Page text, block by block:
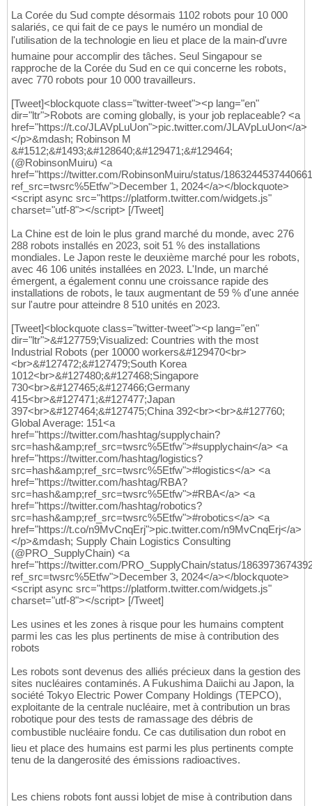
La Corée du Sud compte désormais 1102 robots pour 10 000
salariés, ce qui fait de ce pays le numéro un mondial de
l'utilisation de la technologie en lieu et place de la main-d'uvre
humaine pour accomplir des tâches. Seul Singapour se
rapproche de la Corée du Sud en ce qui concerne les robots,
avec 770 robots pour 10 000 travailleurs.
[Tweet]<blockquote class="twitter-tweet"><p lang="en"
dir="ltr">Robots are coming globally, is your job replaceable? <a
href="https://t.co/JLAVpLuUon">pic.twitter.com/JLAVpLuUon</a>
</p>&mdash; Robinson M
&#1512;&#1493;&#128640;&#129471;&#129464;
(@RobinsonMuiru) <a
href="https://twitter.com/RobinsonMuiru/status/
ref_src=twsrc%5Etfw">December 1, 2024</a></blockquote>
<script async src="https://platform.twitter.com/widgets.js"
charset="utf-8"></script> [/Tweet]
La Chine est de loin le plus grand marché du monde, avec 276
288 robots installés en 2023, soit 51 % des installations
mondiales. Le Japon reste le deuxième marché pour les robots,
avec 46 106 unités installées en 2023. L'Inde, un marché
émergent, a également connu une croissance rapide des
installations de robots, le taux augmentant de 59 % d'une année
sur l'autre pour atteindre 8 510 unités en 2023.
[Tweet]<blockquote class="twitter-tweet"><p lang="en"
dir="ltr">&#127759;Visualized: Countries with the most
Industrial Robots (per 10000 workers&#129470<br>
<br>&#127472;&#127479;South Korea
1012<br>&#127480;&#127468;Singapore
730<br>&#127465;&#127466;Germany
415<br>&#127471;&#127477;Japan
397<br>&#127464;&#127475;China 392<br><br>&#127760;
Global Average: 151<a
href="https://twitter.com/hashtag/supplychain?
src=hash&amp;ref_src=twsrc%5Etfw">#supplychain</a> <a
href="https://twitter.com/hashtag/logistics?
src=hash&amp;ref_src=twsrc%5Etfw">#logistics</a> <a
href="https://twitter.com/hashtag/RBA?
src=hash&amp;ref_src=twsrc%5Etfw">#RBA</a> <a
href="https://twitter.com/hashtag/robotics?
src=hash&amp;ref_src=twsrc%5Etfw">#robotics</a> <a
href="https://t.co/n9MvCnqErj">pic.twitter.com/n9MvCnqErj</a>
</p>&mdash; Supply Chain Logistics Consulting
(@PRO_SupplyChain) <a
href="https://twitter.com/PRO_SupplyChain/status/
ref_src=twsrc%5Etfw">December 3, 2024</a></blockquote>
<script async src="https://platform.twitter.com/widgets.js"
charset="utf-8"></script> [/Tweet]
Les usines et les zones à risque pour les humains comptent
parmi les cas les plus pertinents de mise à contribution des
robots
Les robots sont devenus des alliés précieux dans la gestion des
sites nucléaires contaminés. A Fukushima Daiichi au Japon, la
société Tokyo Electric Power Company Holdings (TEPCO),
exploitante de la centrale nucléaire, met à contribution un bras
robotique pour des tests de ramassage des débris de
combustible nucléaire fondu. Ce cas dutilisation dun robot en
lieu et place des humains est parmi les plus pertinents compte
tenu de la dangerosité des émissions radioactives.
Les chiens robots font aussi lobjet de mise à contribution dans